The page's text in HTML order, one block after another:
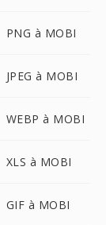
PNG à MOBI
JPEG à MOBI
WEBP à MOBI
XLS à MOBI
GIF à MOBI